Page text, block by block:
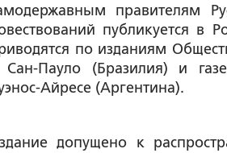
правителям
публикуется в
по изданиям
Сан-Пауло (Бразилия) и
Айресе (Аргентина).
допущено к